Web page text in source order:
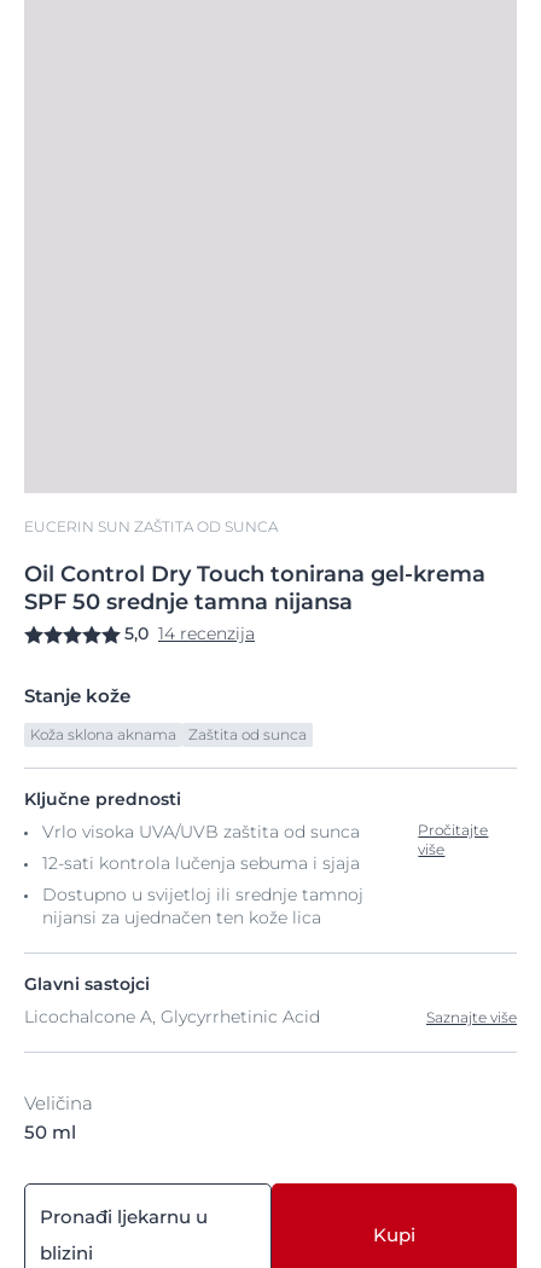
EUCERIN SUN ZAŠTITA OD SUNCA
Oil Control Dry Touch tonirana gel-krema
SPF 50 srednje tamna nijansa
5,0 14 recenzija
Stanje kože
Koža sklona aknama Zaštita od sunca
Ključne prednosti
Vrlo visoka UVA/UVB zaštita od sunca
12-sati kontrola lučenja sebuma i sjaja
Dostupno u svijetloj ili srednje tamnoj
nijansi za ujednačen ten kože lica
Pročitajte
više
Glavni sastojci
Licochalcone A, Glycyrrhetinic Acid
Saznajte više
Veličina
50 ml
Pronađi ljekarnu u
blizini
Kupi